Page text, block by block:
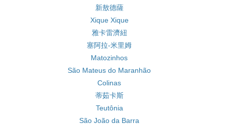
新敖德薩
Xique Xique
雅卡雷濟紐
塞阿拉-米里姆
Matozinhos
São Mateus do Maranhão
Colinas
蒂茹卡斯
Teutônia
São João da Barra